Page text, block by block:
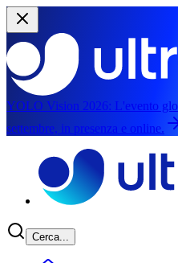
YOLO Vision 2026: L'evento
settembre, in presenza e online.
Cerca...